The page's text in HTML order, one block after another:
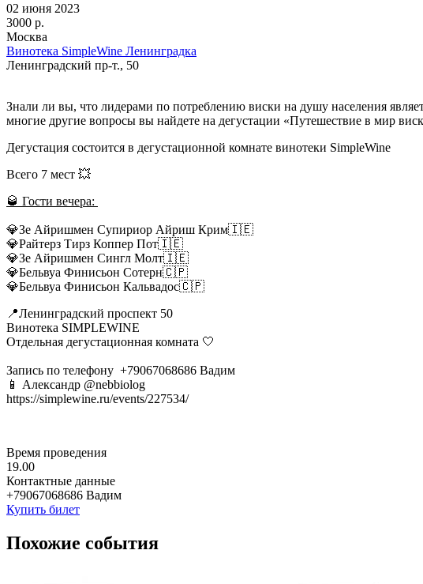
02 июня 2023
3000 р.
Москва
Винотека SimpleWine Ленинградка
Ленинградский пр-т., 50
Знали ли вы, что лидерами по потреблению виски на душу населения
многие другие вопросы вы найдете на дегустации «Путешествие в мир
Дегустация состоится в дегустационной комнате винотеки SimpleWine
Всего 7 мест 💥
🥃 Гости вечера:
💎Зе Айришмен Супириор Айриш Крим🇮🇪
💎Райтерз Тирз Коппер Пот🇮🇪
💎Зе Айришмен Сингл Молт🇮🇪
💎Бельвуа Финисьон Сотерн🇨🇵
💎Бельвуа Финисьон Кальвадос🇨🇵
📍Ленинградский проспект 50
Винотека SIMPLEWINE
Отдельная дегустационная комната 🤍
Запись по телефону +79067068686 Вадим
📱 Александр @nebbiolog
https://simplewine.ru/events/227534/
Время проведения
19.00
Контактные данные
+79067068686 Вадим
Купить билет
Похожие события